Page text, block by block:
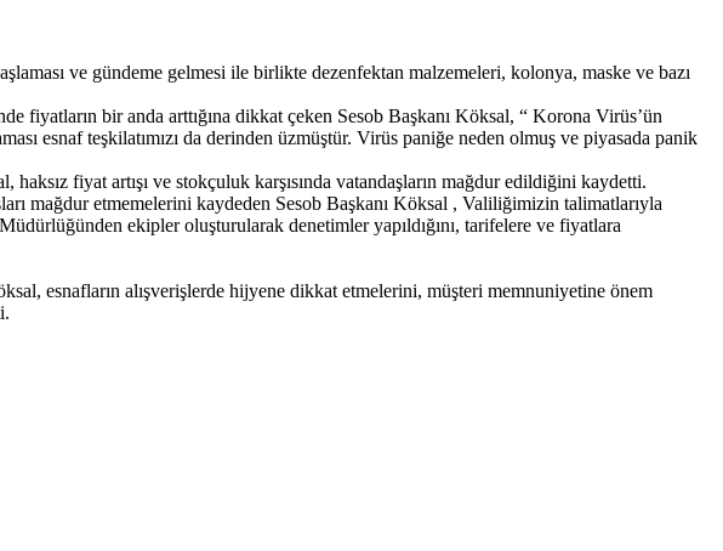
ve gündeme gelmesi ile birlikte dezenfektan malzemeleri, kolonya, maske ve bazı
bir anda arttığına dikkat çeken Sesob Başkanı Köksal, “ Korona Virüs’ün
esnaf teşkilatımızı da derinden üzmüştür. Virüs paniğe neden olmuş ve piyasada panik
haksız fiyat artışı ve stokçuluk karşısında vatandaşların mağdur edildiğini kaydetti.
mağdur etmemelerini kaydeden Sesob Başkanı Köksal , Valiliğimizin talimatlarıyla
ekipler oluşturularak denetimler yapıldığını, tarifelere ve fiyatlara
esnafların alışverişlerde hijyene dikkat etmelerini, müşteri memnuniyetine önem